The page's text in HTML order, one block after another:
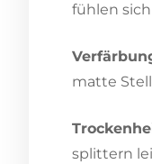
fühlen
matte
splittern